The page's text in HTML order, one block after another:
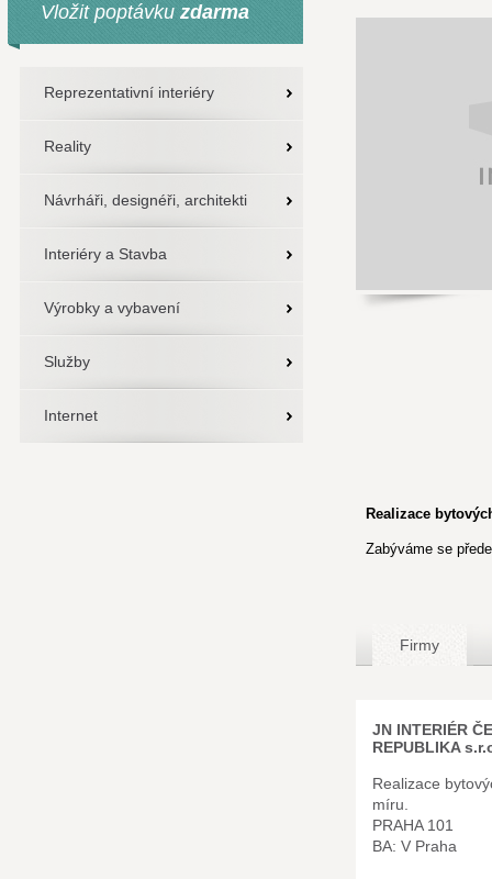
Vložit poptávku zdarma
Reprezentativní interiéry
Reality
Návrháři, designéři, architekti
Interiéry a Stavba
Výrobky a vybavení
Služby
Internet
Realizace
Zabýváme se
Firmy
JN INTERIÉR
REPUBLIKA
Realizace
míru.
PRAHA 101
BA: V Praha